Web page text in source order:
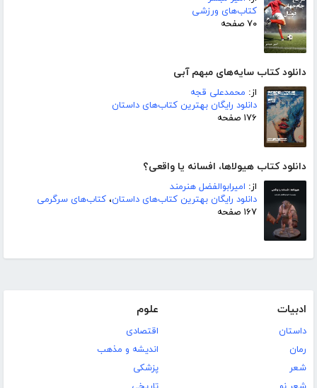
کتاب‌های ورزشی
۷۰ صفحه
دانلود کتاب سایه‌های مبهم آبی
از: محمدعلی قجه
دانلود رایگان بهترین کتاب‌های داستان
۱۷۶ صفحه
دانلود کتاب هیولاها، افسانه یا واقعی؟
از: امیرابوالفضل هنرمند
دانلود رایگان بهترین کتاب‌های داستان، کتاب‌های سرگرمی
۱۶۷ صفحه
ادبیات
داستان
رمان
شعر
علوم
اقتصادی
اندیشه و مذهب
پزشکی